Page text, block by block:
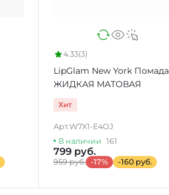
4.33(3)
LipGlam New York Помада
ЖИДКАЯ МАТОВАЯ
Хит
Арт.W7X1-E4OJ
В наличии 161
799 руб.
959 руб. -17% -160 руб.